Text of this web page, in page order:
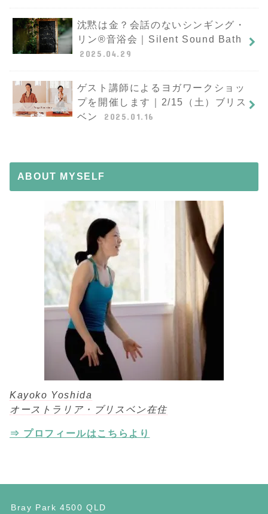
沈黙は金？会話のないシンギング・
リン®︎音浴会｜Silent Sound Bath
2025.04.29
ゲスト講師によるヨガワークショッ
プを開催します｜2/15（土）ブリス
ベン
2025.01.16
ABOUT MYSELF
Kayoko Yoshida
オーストラリア・ブリスベン在住
⇒ プロフィールはこちらより
Bray Park 4500 QLD